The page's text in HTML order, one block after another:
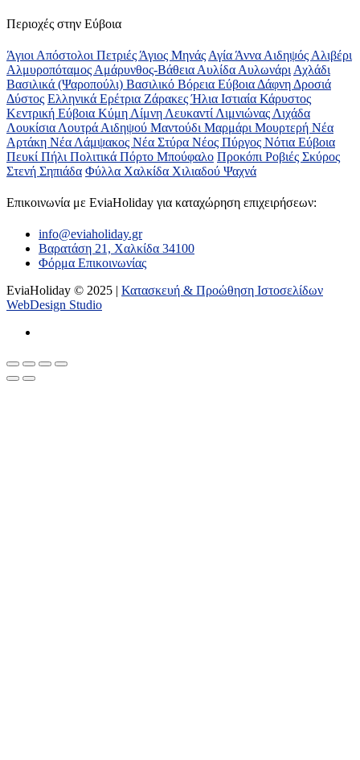
Περιοχές στην Εύβοια
Άγιοι Απόστολοι Πετριές Άγιος Μηνάς Αγία Άννα Αιδηψός Αλιβέρι
Αλμυροπόταμος Αμάρυνθος-Βάθεια Αυλίδα Αυλωνάρι Αχλάδι
Βασιλικά (Ψαροπούλι) Βασιλικό Βόρεια Εύβοια Δάφνη Δροσιά
Δύστος Ελληνικά Ερέτρια ΖάρακεςΉλια Ιστιαία Κάρυστος
Κεντρική Εύβοια Κύμη Λίμνη Λευκαντί Λιμνιώνας Λιχάδα
Λουκίσια Λουτρά Αιδηψού Μαντούδι Μαρμάρι Μουρτερή Νέα
Αρτάκη Νέα Λάμψακος Νέα Στύρα Νέος Πύργος Νότια Εύβοια
Πευκί Πήλι Πολιτικά Πόρτο Μπούφαλο Προκόπι Ροβιές Σκύρος
Στενή Σηπιάδα Φύλλα Χαλκίδα Χιλιαδού Ψαχνά
Επικοινωνία με ΕviaHoliday για καταχώρηση επιχειρήσεων:
info@eviaholiday.gr
Βαρατάση 21, Χαλκίδα 34100
Φόρμα Επικοινωνίας
EviaHoliday © 2025 | Κατασκευή & Προώθηση Ιστοσελίδων
WebDesign Studio